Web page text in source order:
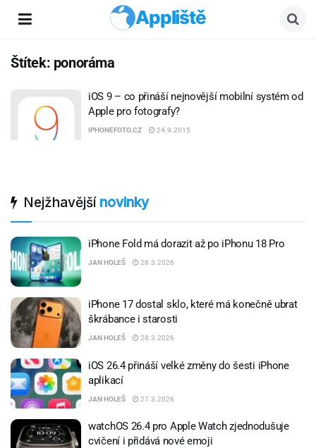
Appliště
Štítek: ponoráma
iOS 9 – co přináší nejnovější mobilní systém od
Apple pro fotografy?
IPHONEFOTO.CZ 24.9.2015
Nejžhavějšínovinky
iPhone Fold má dorazit až po iPhonu 18 Pro
JAN HOLEŠ 28.3.2026
iPhone 17 dostal sklo, které má konečně ubrat
škrábance i starosti
JAN HOLEŠ 28.3.2026
iOS 26.4 přináší velké změny do šesti iPhone
aplikací
JAN HOLEŠ 27.3.2026
watchOS 26.4 pro Apple Watch zjednodušuje
cvičení i přidává nové emoji